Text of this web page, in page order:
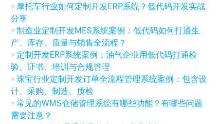
摩托车行业如何定制开发ERP系统？低代码开发实战
分享
制造业定制开发MES系统案例：低代码如何打通生
产、库存、质量与销售全流程？
定制开发ERP系统案例：油气企业用低代码打通检
验、证书、培训与合规管理
珠宝行业定制开发订单全流程管理系统案例：包含设
计、采购、制造、质检
常见的WMS仓储管理系统有哪些功能？有哪些问题
需要注意？